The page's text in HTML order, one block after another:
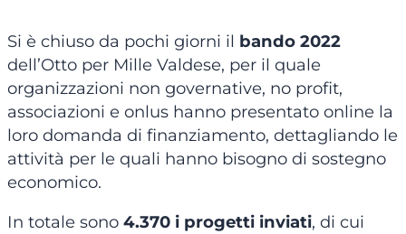
Si è chiuso da pochi giorni il bando 2022
dell’Otto per Mille Valdese, per il quale
organizzazioni non governative, no profit,
associazioni e onlus hanno presentato online la
loro domanda di finanziamento, dettagliando le
attività per le quali hanno bisogno di sostegno
economico.
In totale sono 4.370 i progetti inviati, di cui